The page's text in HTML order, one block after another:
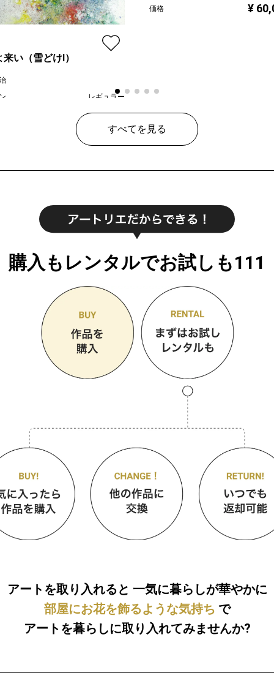
い（雪どけⅠ）
レギュラー
¥ 80,000
価格
¥
すべてを見る
購入もレンタルでお試しも111
アートを取り入れると 一気に暮らしが華やかに
部屋にお花を飾るような気持ち で
アートを暮らしに取り入れてみませんか?